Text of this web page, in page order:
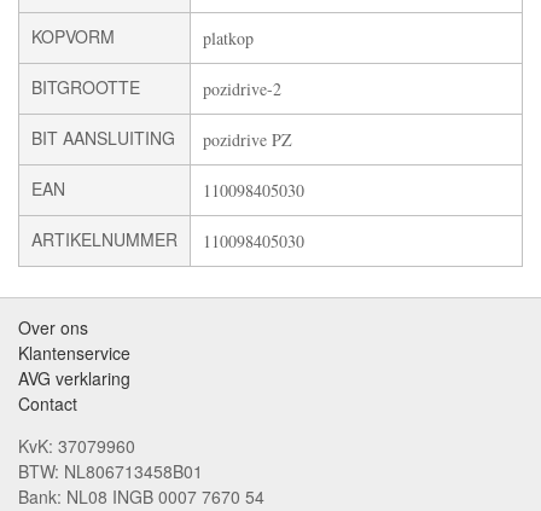
KOPVORM platkop
BITGROOTTE pozidrive-2
BIT AANSLUITING pozidrive PZ
EAN 110098405030
ARTIKELNUMMER 110098405030
Over ons
Klantenservice
AVG verklaring
Contact
KvK: 37079960
BTW: NL806713458B01
Bank: NL08 INGB 0007 7670 54